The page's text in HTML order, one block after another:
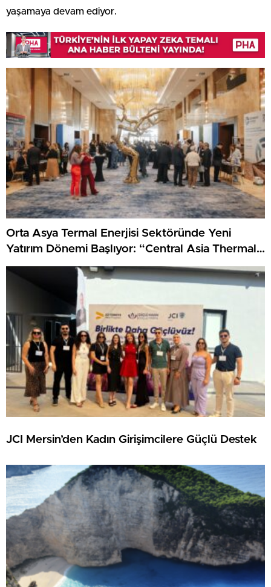
yaşamaya devam ediyor.
Orta Asya Termal Enerjisi Sektöründe Yeni
Yatırım Dönemi Başlıyor: “Central Asia Thermal
Power 2026” Forumu Astana’da Düzenlenecek!
JCI Mersin’den Kadın Girişimcilere Güçlü Destek